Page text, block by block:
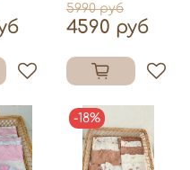
5990 руб
4590 руб
-18%